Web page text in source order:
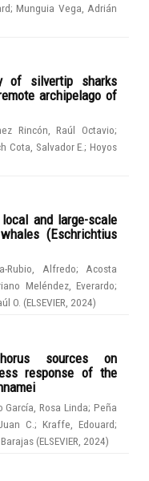
;Munguia Vega, Adrián
of silvertip sharks
archipelago of
Rincón, Raúl Octavio;
Cota, Salvador E.;Hoyos
and large-scale
(Eschrichtius
Rubio, Alfredo; Acosta
Meléndez, Everardo;
O. (ELSEVIER 2024)
sources on
response of the
García, Rosa Linda; Peña
C. ; Kraffe, Edouard;
(ELSEVIER 2024)